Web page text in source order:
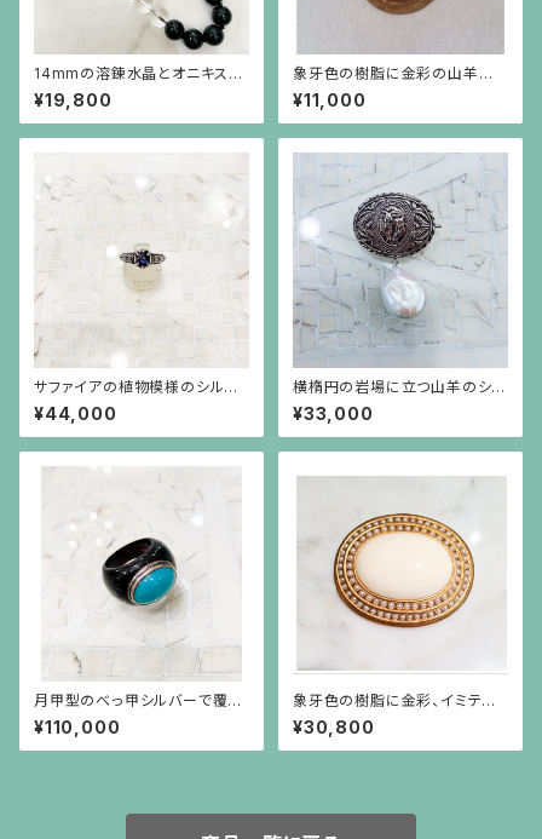
14mmの溶錬水晶とオニキスの
ネックレス
¥19,800
象牙色の樹脂に金彩の山羊の
ブローチ 楕円(中)
¥11,000
サファイアの植物模様のシルバ
ーリング
¥44,000
横楕円の岩場に立つ山羊のシル
バープレートに白い大粒バロッ
クパールが揺れるブローチ兼ペ
ンダント
¥33,000
月甲型のべっ甲シルバーで覆輪
したトルコ石のボリュームリング
（15～16号の方用）
¥110,000
象牙色の樹脂に金彩、イミテー
ションパールがグルリと巻いてい
るブローチ
¥30,800